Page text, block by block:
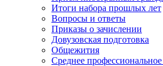
Итоги набора прошлых лет
Вопросы и ответы
Приказы о зачислении
Довузовская подготовка
Общежития
Среднее